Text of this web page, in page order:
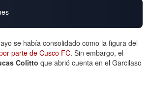
se había consolidado como la figura del
parte de Cusco FC. Sin embargo, el
Colitto que abrió cuenta en el Garcilaso